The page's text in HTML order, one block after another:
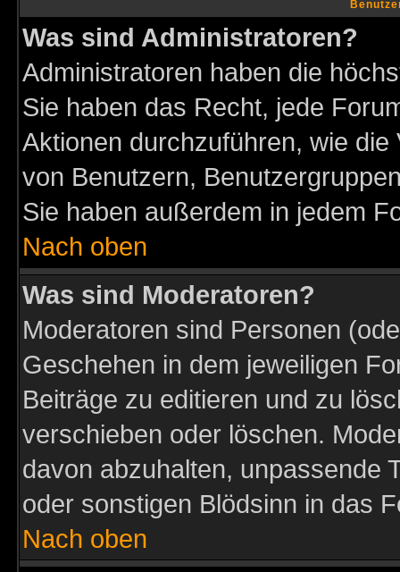
Was sind Administratoren?
Administratoren haben die
Sie haben das Recht, jede
Aktionen durchzuführen, wie
von Benutzern,
Sie haben außerdem in jedem
Nach oben
Was sind Moderatoren?
Moderatoren sind Personen
Geschehen in dem jeweiligen
Beiträge zu editieren und zu
verschieben oder löschen.
davon abzuhalten, unpassende
oder sonstigen Blödsinn in das
Nach oben